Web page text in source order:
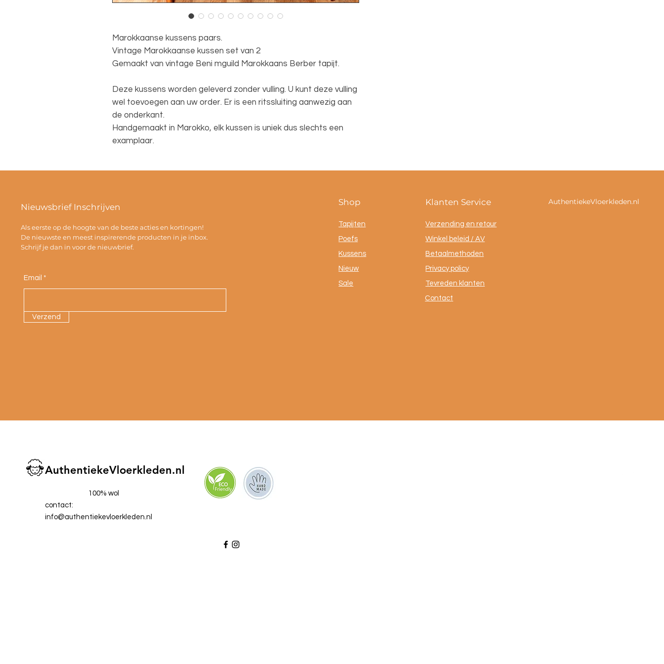
Marokkaanse kussens paars.
Vintage Marokkaanse kussen set van 2
Gemaakt van vintage Beni mguild Marokkaans Berber tapijt.
Deze kussens worden geleverd zonder vulling. U kunt deze vulling
wel toevoegen aan uw order. Er is een ritssluiting aanwezig aan
de onderkant.
Handgemaakt in Marokko, elk kussen is uniek dus slechts een
examplaar.
Nieuwsbrief Inschrijven
Als eerste op de hoogte van de beste acties en kortingen!
De nieuwste en meest inspirerende producten in je inbox.
Schrijf je dan in voor de nieuwbrief.
Email
Verzend
Shop
Tapijten
Poefs
Kussens
Nieuw
Sale
Klanten Service
Verzending en retour
Winkel beleid / AV
Betaalmethoden
Privacy policy
Tevreden klanten
Contact
AuthentiekeVloerkleden.nl
AuthentiekeVloerkleden.nl
100% wol
contact:
info@authentiekevloerkleden.nl